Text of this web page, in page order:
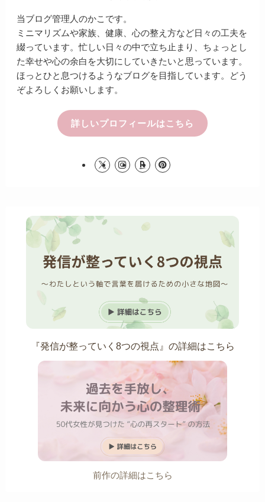
当ブログ管理人のかこです。
ミニマリズムや家族、健康、心の整え方など日々の工夫を
綴っています。忙しい日々の中で立ち止まり、ちょっとし
た幸せや心の余白を大切にしていきたいと思っています。
ほっとひと息つけるようなブログを目指しています。どう
ぞよろしくお願いします。
詳しいプロフィールはこちら
『発信が整っていく8つの視点』の詳細はこちら
前作の詳細はこちら